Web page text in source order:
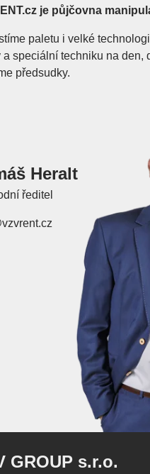
je půjčovna
paletu i velké
a speciální techniku na den,
předsudky.
Heralt
ředitel
GROUP s.r.o.